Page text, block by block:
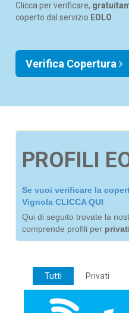
Clicca per verificare,
coperto dal servizio EOLO
Verifica Copertura
PROFILI
Se vuoi verificare la
Vignola CLICCA QUI
Qui di seguito trovate la
comprende profili per
Tutti Privati